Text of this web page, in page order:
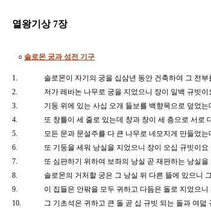
열왕기상 7장
○ 솔로몬 궁과 성전 기구
1.
솔로몬이 자기의 궁을 십삼년 동안 건축하여 그 전
2.
저가 레바논 나무로 궁을 지었으니 장이 일백 규빗
3.
기둥 위에 있는 사십 오개 들보를 백향목으로 덮었
4.
또 창틀이 세 줄로 있는데 창과 창이 세 층으로 서로
5.
모든 문과 문설주를 다 큰 나무로 네모지게 만들었
6.
또 기둥을 세워 낭실을 지었으니 장이 오십 규빗이
7.
또 심판하기 위하여 보좌의 낭실 곧 재판하는 낭실
8.
솔로몬의 거처할 궁은 그 낭실 뒤 다른 뜰에 있으니
9.
이 집들은 안팎을 모두 귀하고 다듬은 돌로 지었으
10.
그 기초석은 귀하고 큰 돌 곧 십 규빗 되는 돌과 여덟